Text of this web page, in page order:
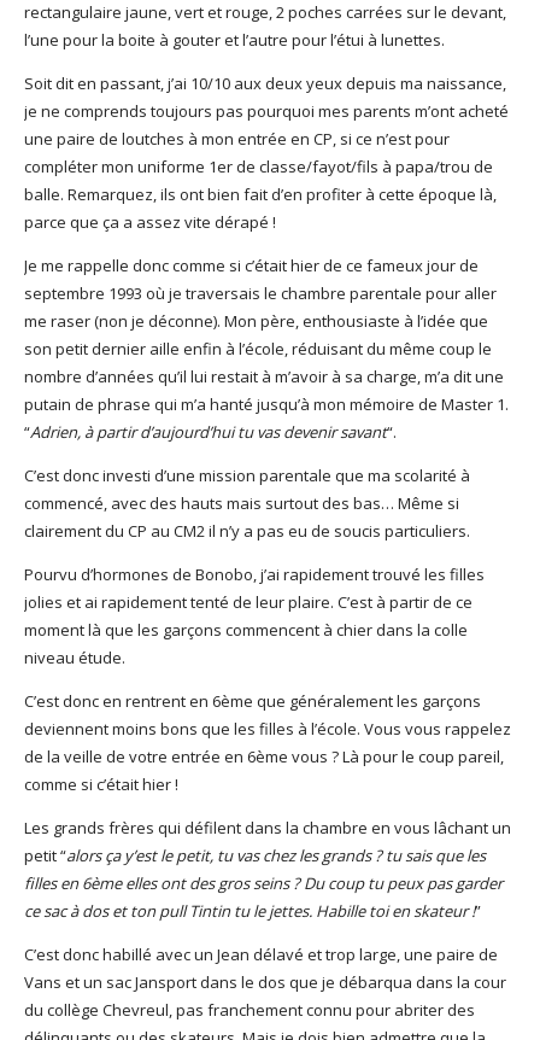
rectangulaire jaune, vert et rouge, 2 poches carrées sur le devant,
l’une pour la boite à gouter et l’autre pour l’étui à lunettes.
Soit dit en passant, j’ai 10/10 aux deux yeux depuis ma naissance,
je ne comprends toujours pas pourquoi mes parents m’ont acheté
une paire de loutches à mon entrée en CP, si ce n’est pour
compléter mon uniforme 1er de classe/fayot/fils à papa/trou de
balle. Remarquez, ils ont bien fait d’en profiter à cette époque là,
parce que ça a assez vite dérapé !
Je me rappelle donc comme si c’était hier de ce fameux jour de
septembre 1993 où je traversais le chambre parentale pour aller
me raser (non je déconne). Mon père, enthousiaste à l’idée que
son petit dernier aille enfin à l’école, réduisant du même coup le
nombre d’années qu’il lui restait à m’avoir à sa charge, m’a dit une
putain de phrase qui m’a hanté jusqu’à mon mémoire de Master 1.
“Adrien, à partir d’aujourd’hui tu vas devenir savant“.
C’est donc investi d’une mission parentale que ma scolarité à
commencé, avec des hauts mais surtout des bas… Même si
clairement du CP au CM2 il n’y a pas eu de soucis particuliers.
Pourvu d’hormones de Bonobo, j’ai rapidement trouvé les filles
jolies et ai rapidement tenté de leur plaire. C’est à partir de ce
moment là que les garçons commencent à chier dans la colle
niveau étude.
C’est donc en rentrent en 6ème que généralement les garçons
deviennent moins bons que les filles à l’école. Vous vous rappelez
de la veille de votre entrée en 6ème vous ? Là pour le coup pareil,
comme si c’était hier !
Les grands frères qui défilent dans la chambre en vous lâchant un
petit “alors ça y’est le petit, tu vas chez les grands ? tu sais que les
filles en 6ème elles ont des gros seins ? Du coup tu peux pas garder
ce sac à dos et ton pull Tintin tu le jettes. Habille toi en skateur !”
C’est donc habillé avec un Jean délavé et trop large, une paire de
Vans et un sac Jansport dans le dos que je débarqua dans la cour
du collège Chevreul, pas franchement connu pour abriter des